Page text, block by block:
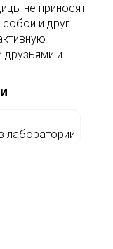
не приносят
и друг
и
лаборатории